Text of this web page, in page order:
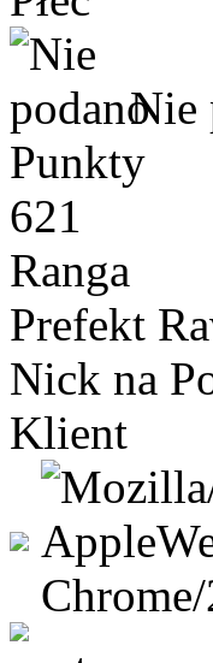
Nie
Punkty
621
Ranga
Prefekt
Nick na
Klient